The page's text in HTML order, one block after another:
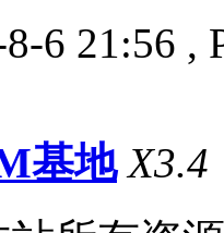
6 21:56 ,
基地 X3.4